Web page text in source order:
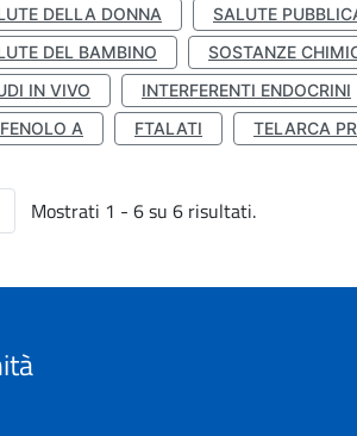
DELLA DONNA
SALUTE
DEL BAMBINO
SOSTANZE
IN VIVO
INTERFERENTI ENDOCRINI
A
FTALATI TELARCA
Mostrati 1 - 6 su 6 risultati.